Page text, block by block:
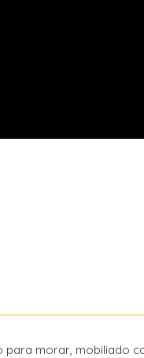
morar, mobiliado